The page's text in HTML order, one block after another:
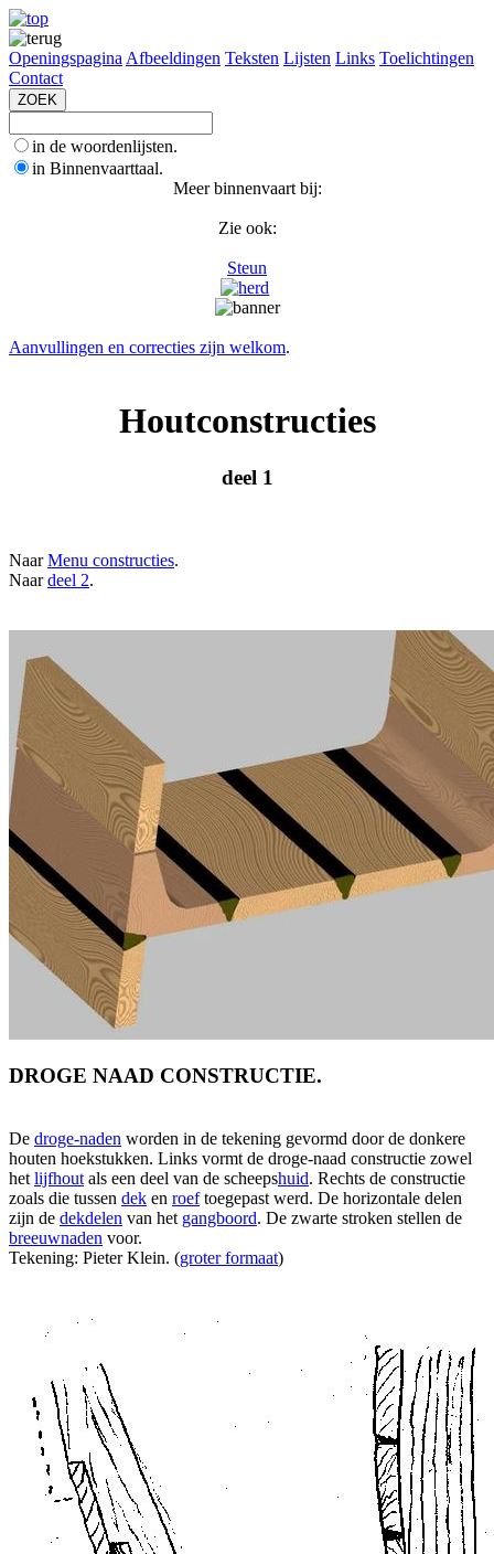
Openingspagina Afbeeldingen Teksten Lijsten Links Toelichtingen
Contact
in de woordenlijsten.
in Binnenvaarttaal.
Meer binnenvaart bij:
Zie ook:
Steun
Aanvullingen en correcties zijn welkom.
Houtconstructies
deel 1
NaarMenu constructies.
Naardeel 2.
DROGE NAAD CONSTRUCTIE.
De droge-naden worden in de tekening gevormd door de donkere
houten hoekstukken. Links vormt de droge-naad constructie zowel
het lijfhout als een deel van de scheepshuid. Rechts de constructie
zoals die tussen dek en roeftoegepast werd. De horizontale delen
zijn de dekdelen van het gangboord. De zwarte stroken stellen de
breeuwnaden voor.
Tekening: Pieter Klein. (groter formaat)